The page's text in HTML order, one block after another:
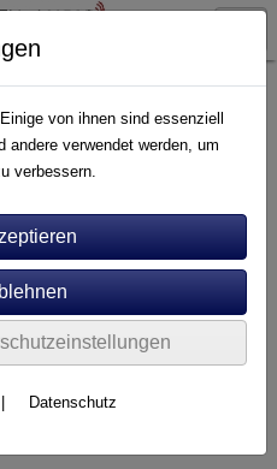
von ihnen sind essenziell
andere verwendet werden, um
verbessern.
Datenschutz